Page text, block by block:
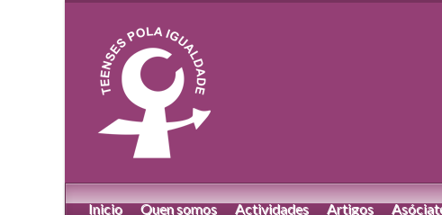
Inicio Quen somos Actividades Artigos